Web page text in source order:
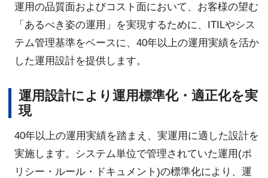
運用の品質面およびコスト面において、お客様の望む
「あるべき姿の運用」を実現するために、ITILやシス
テム管理基準をベースに、40年以上の運用実績を活か
した運用設計を提供します。
運用設計により運用標準化・適正化を実
現
40年以上の運用実績を踏まえ、実運用に適した設計を
実施します。システム単位で管理されていた運用(ポ
リシー・ルール・ドキュメント)の標準化により、運